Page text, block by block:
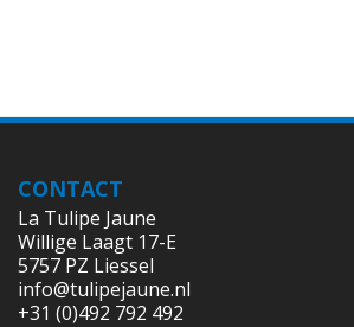
CONTACT
La Tulipe Jaune
Willige Laagt 17-E
5757 PZ Liessel
info@tulipejaune.nl
+31 (0)492 792 492